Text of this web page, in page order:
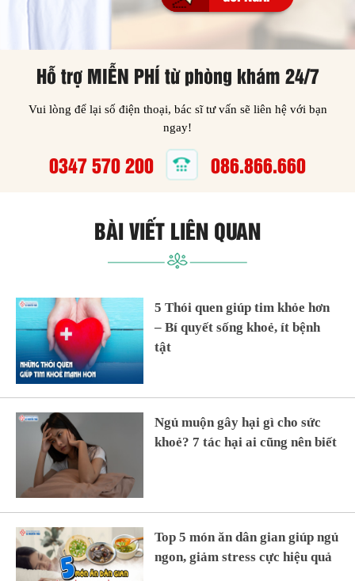
Hỗ trợ MIỄN PHÍ từ phòng khám 24/7
Vui lòng để lại số điện thoại, bác sĩ tư vấn sẽ liên hệ với bạn
ngay!
0347 570 200 086.866.660
BÀI VIẾT LIÊN QUAN
5 Thói quen giúp tim khỏe hơn
– Bí quyết sống khoẻ, ít bệnh
tật
Ngủ muộn gây hại gì cho sức
khoẻ? 7 tác hại ai cũng nên biết
Top 5 món ăn dân gian giúp ngủ
ngon, giảm stress cực hiệu quả